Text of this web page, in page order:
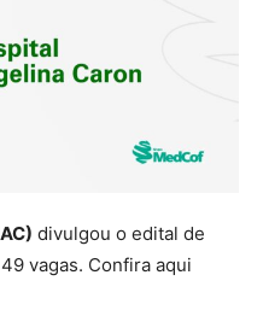
divulgou o edital de
vagas. Confira aqui